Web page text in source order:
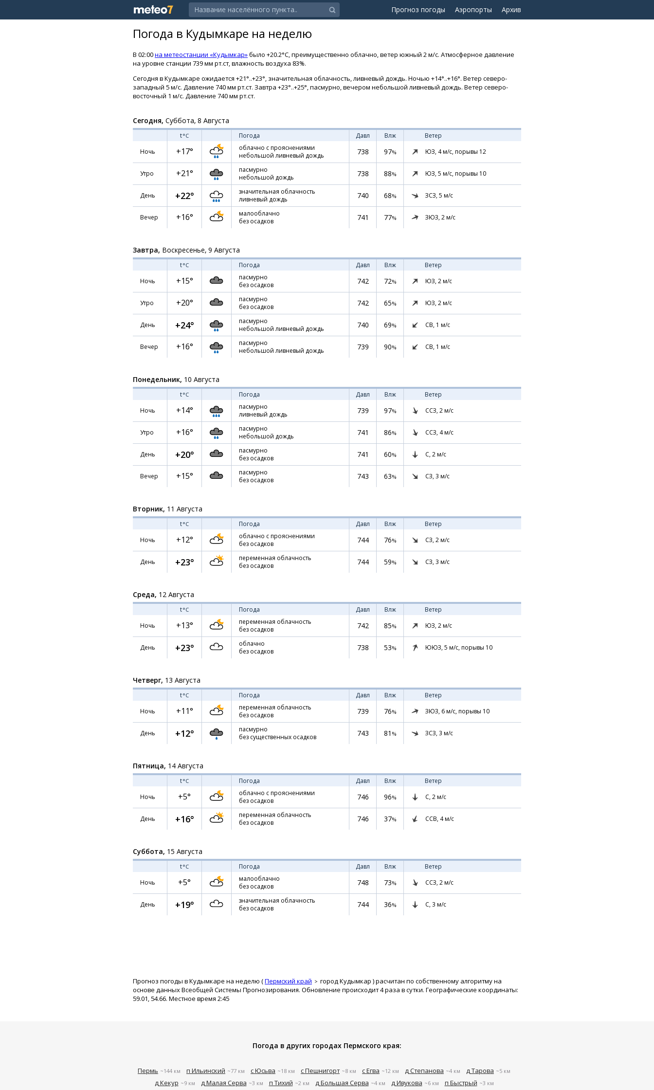
Прогноз погоды Аэропорты Архив
Погода в Кудымкаре на неделю
В 02:00на метеостанции «Кудымкар»было +20.2°C, преимущественно облачно, ветер южный 2 м/с. Атмосферное давление
на уровне станции 739 мм рт.ст, влажность воздуха 83%.
Сегодня в Кудымкаре ожидается +21°..+23°, значительная облачность, ливневый дождь. Ночью +14°..+16°. Ветер северо-
западный 5 м/с. Давление 740 мм рт.ст. Завтра +23°..+25°, пасмурно, вечером небольшой ливневый дождь. Ветер северо-
восточный 1 м/с. Давление 740 мм рт.ст.
Сегодня, Суббота, 8 Августа
t°C Погода Давл Влж
Ветер
Ночь
+17°
облачно с прояснениями
небольшой ливневый дождь
738 97% ЮЗ, 4м/с, порывы 12
Утро +21°
пасмурно
небольшой дождь
738 88% ЮЗ, 5 м/с, порывы 10
День +22°
значительная облачность
ливневый дождь
740 68% ЗСЗ, 5 м/с
Вечер +16°
малооблачно
без осадков
741 77% ЗЮЗ, 2м/с
Завтра, Воскресенье, 9 Августа
t°C Погода Давл Влж
Ветер
Ночь
+15°
пасмурно
без осадков
742 72% ЮЗ, 2м/с
Утро +20°
пасмурно
без осадков
742 65% ЮЗ, 2м/с
День +24°
пасмурно
небольшой ливневый дождь
740 69% СВ, 1 м/с
Вечер +16°
пасмурно
небольшой ливневый дождь
739 90% СВ, 1 м/с
Понедельник, 10 Августа
t°C Погода Давл Влж
Ветер
Ночь
+14°
пасмурно
ливневый дождь
739 97% ССЗ, 2м/с
Утро +16°
пасмурно
небольшой дождь
741 86% ССЗ, 4м/с
День +20°
пасмурно
без осадков
741 60% С, 2м/с
Вечер +15°
пасмурно
без осадков
743 63% СЗ, 3 м/с
Вторник, 11 Августа
t°C Погода Давл Влж
Ветер
Ночь
+12°
облачно с прояснениями
без осадков
744 76% СЗ, 2м/с
День +23°
переменная облачность
без осадков
744 59% СЗ, 3 м/с
Среда, 12 Августа
t°C Погода Давл Влж
Ветер
Ночь
+13°
переменная облачность
без осадков
742 85% ЮЗ, 2м/с
День +23°
облачно
без осадков
738 53% ЮЮЗ, 5 м/с, порывы 10
Четверг, 13 Августа
t°C Погода Давл Влж
Ветер
Ночь
+11°
переменная облачность
без осадков
739 76% ЗЮЗ, 6м/с, порывы 10
День +12°
пасмурно
без существенных осадков
743 81 % ЗСЗ, 3 м/с
Пятница, 14 Августа
t°C Погода Давл Влж
Ветер
Ночь
+5°
облачно с прояснениями
без осадков
746 96% С, 2м/с
День +16°
переменная облачность
без осадков
746 37% ССВ, 4м/с
Суббота, 15 Августа
t°C Погода Давл Влж
Ветер
Ночь
+5°
малооблачно
без осадков
748 73% ССЗ, 2м/с
День +19°
значительная облачность
без осадков
744 36% С, 3 м/с
Прогноз погоды в Кудымкаре на неделю (Пермский край город Кудымкар ) расчитан по собственному алгоритму на
основе данных Всеобщей Системы Прогнозирования. Обновление происходит 4 раза в сутки. Географические координаты:
59.01, 54.66. Местное время 2:45
Погода в других городах Пермского края:
Пермь ~144 км п Ильинский ~77 км с Юсьва ~18 км с Пешнигорт ~8 км с Егва ~12 км д Степанова ~4 км д Тарова ~5 км
д Кекур ~9 км д Малая Серва ~3 км п Тихий ~2 км д Большая Серва ~4 км д Ивукова ~6 км п Быстрый ~3 км